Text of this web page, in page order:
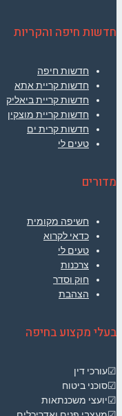
חדשות חיפה והקריות
חדשות חיפה
חדשות קריית אתא
חדשות קריית ביאליק
חדשות קריית מוצקין
חדשות קרית ים
טעים לי
מדורים
חשיפה מקומית
כדאי לקרוא
טעים לי
צרכנות
חוק וסדר
הצהבת
בעלי מקצוע בחיפה
☑עורכי דין
☑סוכני ביטוח
☑יועצי משכנתאות